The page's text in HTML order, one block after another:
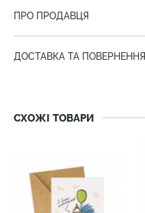
ПРО ПРОДАВЦЯ
ДОСТАВКА ТА ПОВЕРНЕННЯ
СХОЖІ ТОВАРИ